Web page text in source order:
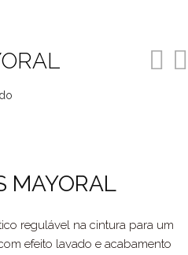
MAYORAL
regulável na cintura para um
efeito lavado e acabamento